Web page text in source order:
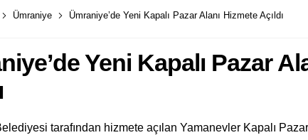
Ümraniye Ümraniye’de Yeni Kapalı Pazar Alanı Hizmete Açıldı
Yeni Kapalı Pazar
tarafından hizmete açılan Yamanevler Kapalı